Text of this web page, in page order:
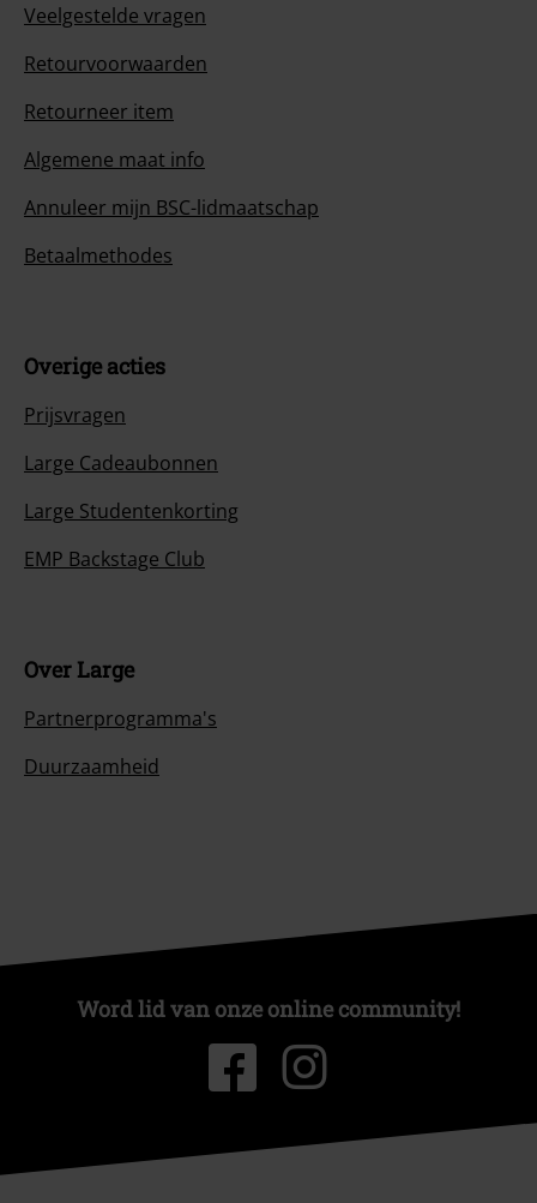
Veelgestelde vragen
Retourvoorwaarden
Retourneer item
Algemene maat info
Annuleer mijn BSC-lidmaatschap
Betaalmethodes
Overige acties
Prijsvragen
Large Cadeaubonnen
Large Studentenkorting
EMP Backstage Club
Over Large
Partnerprogramma's
Duurzaamheid
Word lid van onze online community!